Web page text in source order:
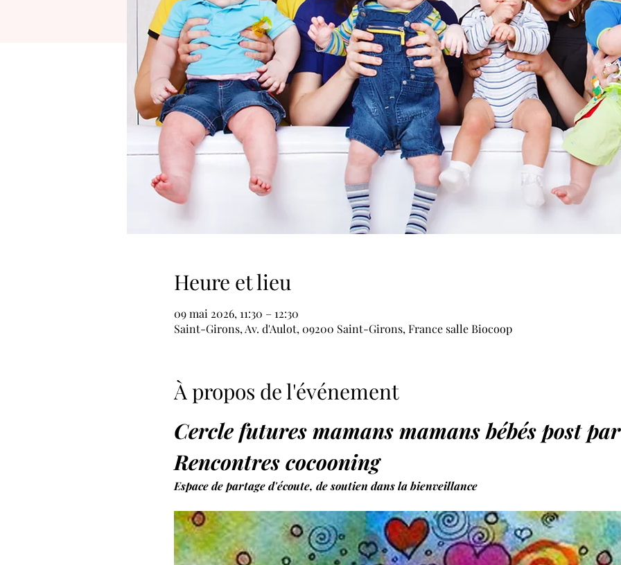
Heure et lieu
09 mai 2026, 11:30 – 12:30
Saint-Girons, Av. d'Aulot, 09200 Saint-Girons, France salle Biocoop
À propos de l'événement
Cercle futures mamans mamans bébés post
Rencontres cocooning
Espace de partage d'écoute, de soutien dans la bienveillance